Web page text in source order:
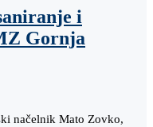
i
Gornja
načelnik Mato Zovko,